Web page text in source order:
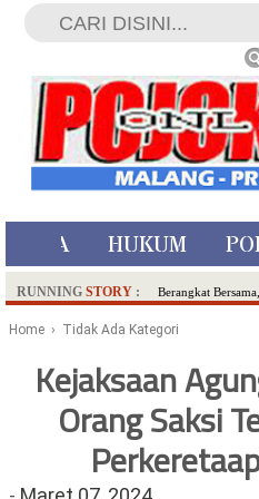
HUKUM
RUNNING STORY : Berangkat
Ditangkap di
SDN Sumberejo
Literasi Melalui
Tikar
Home › Tidak Ada Kategori
Kejaksaan
Orang Saksi